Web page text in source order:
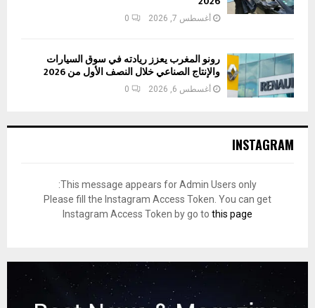
أغسطس 7, 2026 0
رونو المغرب يعزز ريادته في سوق السيارات
والإنتاج الصناعي خلال النصف الأول من 2026
أغسطس 6, 2026 0
INSTAGRAM
This message appears for Admin Users only:
Please fill the Instagram Access Token. You can get
Instagram Access Token by go to this page